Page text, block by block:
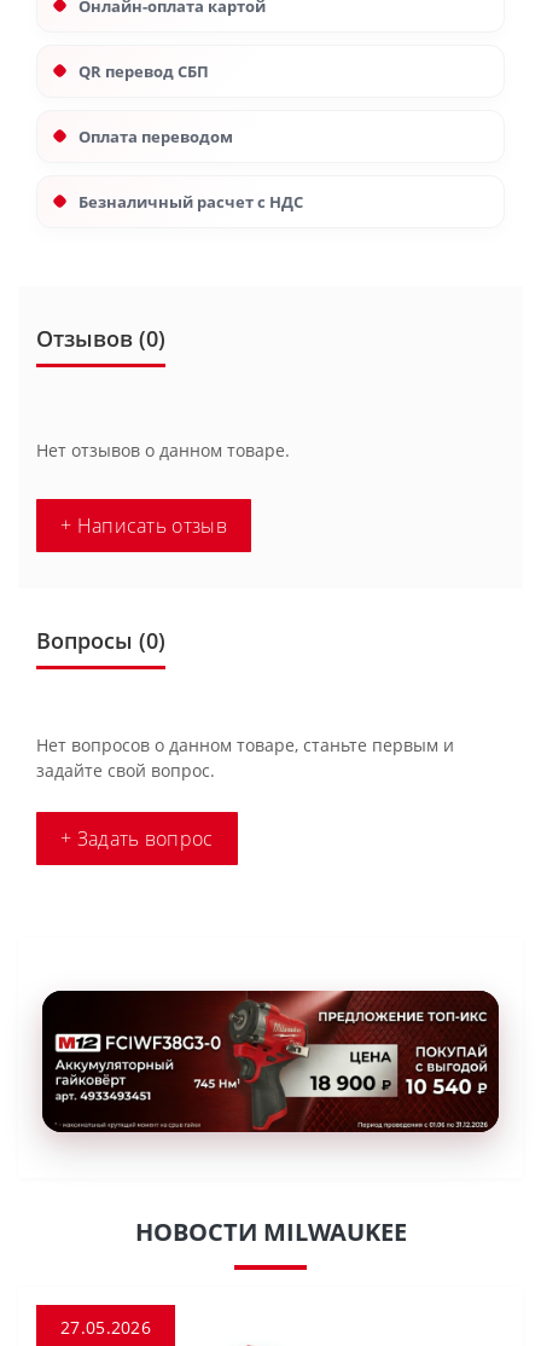
Онлайн-оплата картой
QR перевод СБП
Оплата переводом
Безналичный расчет с НДС
Отзывов (0)
Нет отзывов о данном товаре.
+ Написать отзыв
Вопросы (0)
Нет вопросов о данном товаре, станьте первым и
задайте свой вопрос.
+ Задать вопрос
НОВОСТИ MILWAUKEE
27.05.2026